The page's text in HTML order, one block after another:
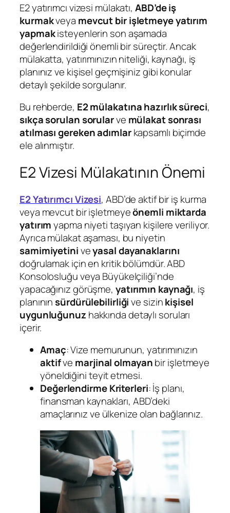
E2 yatırımcı vizesi mülakatı, ABD’de iş
kurmakveya mevcut bir işletmeye yatırım
yapmakisteyenlerin son aşamada
değerlendirildiği önemli bir süreçtir. Ancak
mülakatta, yatırımınızın niteliği, kaynağı, iş
planınız ve kişisel geçmişiniz gibi konular
detaylı şekilde sorgulanır.
Bu rehberde, E2 mülakatına hazırlık süreci,
sıkça sorulan sorularve mülakat sonrası
atılması gereken adımlarkapsamlı biçimde
ele alınmıştır.
E2 Vizesi Mülakatının Önemi
E2 Yatırımcı Vizesi, ABD’de aktif bir iş kurma
veya mevcut bir işletmeyeönemli miktarda
yatırımyapma niyeti taşıyan kişilere veriliyor.
Ayrıca mülakat aşaması, bu niyetin
samimiyetiniveyasal dayanaklarını
doğrulamak için en kritik bölümdür. ABD
Konsolosluğu veya Büyükelçiliği’nde
yapacağınız görüşme, yatırımın kaynağı, iş
planınınsürdürülebilirliğive sizinkişisel
uygunluğunuz hakkında detaylı soruları
içerir.
Amaç: Vize memurunun, yatırımınızın
aktifve marjinal olmayanbir işletmeye
yöneldiğini teyit etmesi.
Değerlendirme Kriterleri: İş planı,
finansman kaynakları, ABD’deki
amaçlarınız ve ülkenize olan bağlarınız.